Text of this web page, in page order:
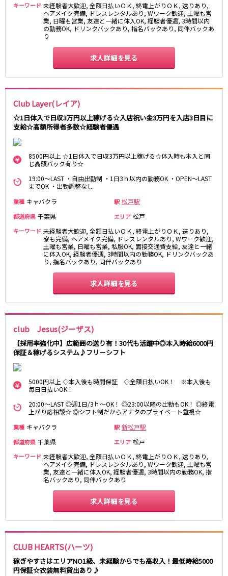
キーワード 未経験者大歓迎, 全額日払いＯＫ, 終電上がりＯＫ, 送りあり,
ヘアメイク完備, ドレスレンタルあり, Wワーク歓迎, 土曜も営
業, 日曜も営業, 友達と一緒に体入OK, 経験者優遇, 3時間以内
の勤務OK, ドリンクバックあり, 指名バックあり, 同伴バックあ
り
求人詳細を見る
Club Layer(レイア)
☆1日体入で日収3万円以上稼げる☆入店祝い金3万円を入店3日目に
支給☆高額所得者多数☆経験者優遇
8500円以上 ☆1日体入で日収3万円以上稼げる☆体入時も本入と同
じ高額バック有り☆
19:00～LAST ・自由出勤制 ・1日3ｈ以内の勤務OK ・OPEN～LAST
までOK ・出勤調整なし
業種 キャバクラ 駅 松戸駅
都道府県 千葉県 エリア 松戸
キーワード 未経験者大歓迎, 全額日払いＯＫ, 終電上がりＯＫ, 送りあり,
寮も完備, ヘアメイク完備, ドレスレンタルあり, Wワーク歓迎,
土曜も営業, 日曜も営業, 私服OK, 面接交通費支給, 友達と一緒
に体入OK, 経験者優遇, 3時間以内の勤務OK, ドリンクバックあ
り, 指名バックあり, 同伴バックあり
求人詳細を見る
club Jesus(ジーザス)
【採用率強化中】広範囲の送り有！30代も活躍中◎本入時給6000円
保証＆稼げるシステム♪フリーシフト
5000円以上 ◇本入後も時間保証 ◇全額日払いOK！ ※本入後も
毎日日払いOK！
20:00～LAST ◎週1日/3ｈ～OK！ ◎23:00以降の出勤もOK！ ◎終電
上がり応相談☆ ◎シフト制だからアナタのプライベート重視☆
業種 キャバクラ 駅 新松戸駅
都道府県 千葉県 エリア 松戸
キーワード 未経験者大歓迎, 全額日払いＯＫ, 終電上がりＯＫ, 送りあり,
ヘアメイク完備, ドレスレンタルあり, Wワーク歓迎, 土曜も営
業, 友達と一緒に体入OK, 経験者優遇, 3時間以内の勤務OK, 指
名バックあり, 同伴バックあり
求人詳細を見る
CLUB HEARTS(ハーツ)
稼ぎやすさはエリアNO1級、未経験からでも高収入！最低時給5000
円保証☆衣装無料貸出あり♪
立川駅
川崎駅
武蔵溝ノ口駅
武蔵小杉駅
府中本町駅
武蔵新城駅
JR横須賀線
新橋駅
横浜駅
品川駅
戸塚駅
東戸塚駅
久里浜駅
横須賀駅
JR埼京線
池袋駅
大宮駅
恵比寿駅
渋谷駅
川越駅
十条駅
北赤羽駅
板橋駅
西武多摩湖線
国分寺駅 八坂駅
新宿駅
町田駅
本厚木駅
相模大野駅
下北沢駅
祖師ヶ谷大蔵駅
向ヶ丘遊園駅
経堂駅
小田急相模原駅
小田原駅
海老名駅
JR東海道本線
横浜駅
藤沢駅
平塚駅
大船駅
茅ヶ崎駅
小田原駅
横浜駅
渋谷駅
武蔵小杉駅